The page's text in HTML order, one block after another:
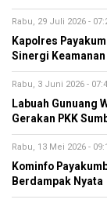
Rabu, 29 Juli 2026 -
Kapolres
Sinergi
Rabu, 3 Juni 2026 -
Labuah Gunuang
Gerakan PKK
Rabu, 13 Mei 2026 -
Kominfo
Berdampak Nyata